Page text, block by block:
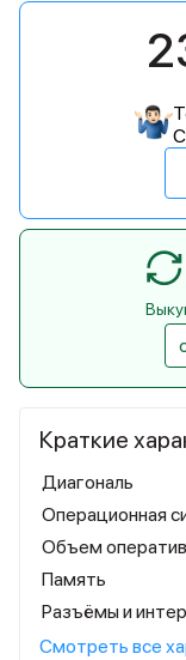
Краткие
Диагональ
Операционная
Объем
Память
Разъёмы и
Смотреть все